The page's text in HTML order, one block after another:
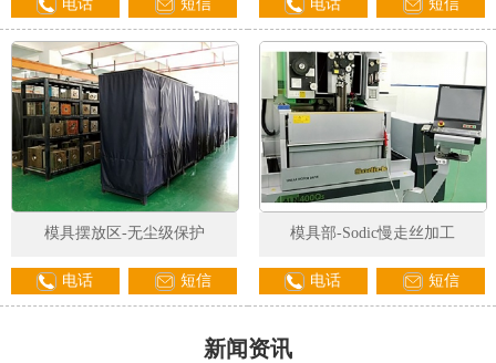
电话 短信 电话 短信
模具摆放区-无尘级保护
电话 短信
模具部-Sodic慢走丝加工
电话 短信
新闻资讯